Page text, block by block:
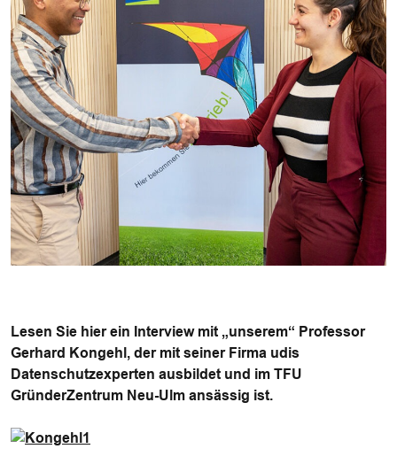
Lesen Sie hier ein Interview mit „unserem“ Professor
Gerhard Kongehl, der mit seiner Firma udis
Datenschutzexperten ausbildet und im TFU
GründerZentrum Neu-Ulm ansässig ist.